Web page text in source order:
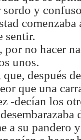
y
comenzaba
sentir.
por no hacer
unos.
después
que una
-decían los
a su pandero